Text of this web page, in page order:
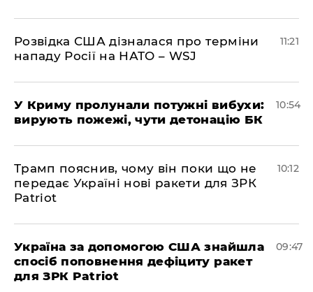
Розвідка США дізналася про терміни
нападу Росії на НАТО – WSJ
11:21
У Криму пролунали потужні вибухи:
вирують пожежі, чути детонацію БК
10:54
Трамп пояснив, чому він поки що не
передає Україні нові ракети для ЗРК
Patriot
10:12
Україна за допомогою США знайшла
спосіб поповнення дефіциту ракет
для ЗРК Patriot
09:47